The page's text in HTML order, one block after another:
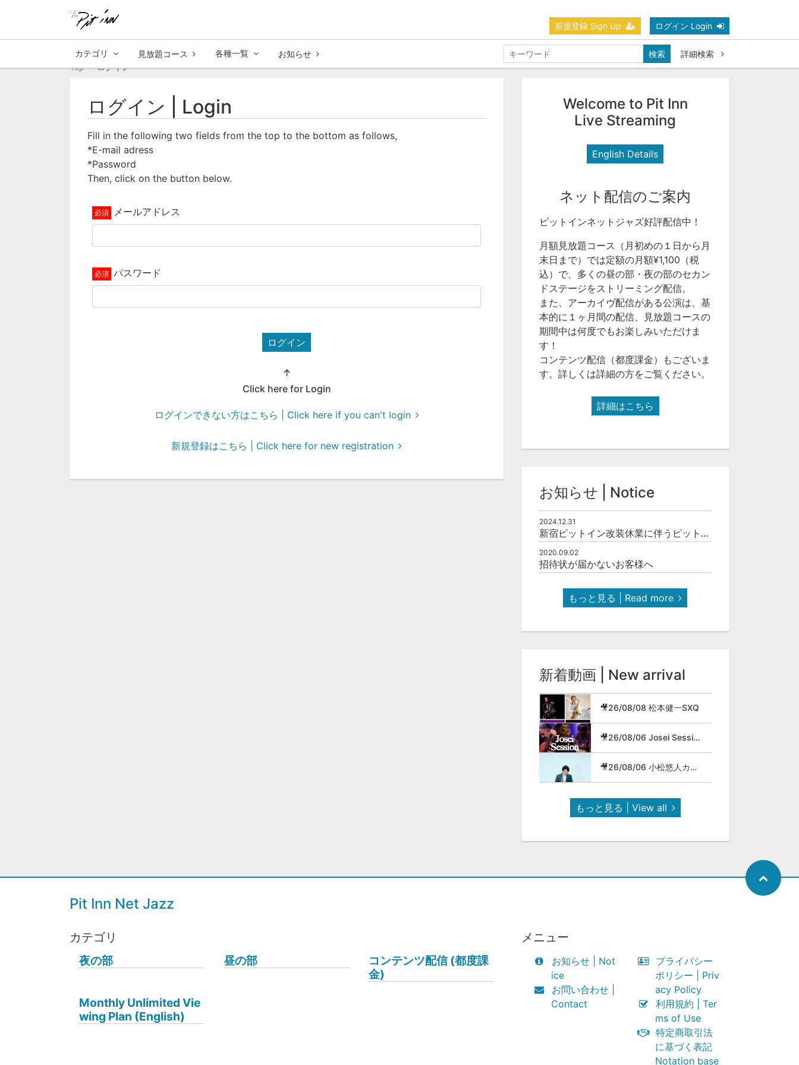
新規登録 Sign Up ログイン Login
カテゴリ 見放題コース 各種一覧 お知らせ 検索
詳細検索
Top
ログイン
ログイン | Login
Fill in the following two fields from the top to the bottom as follows,
*E-mail adress
*Password
Then, click on the button below.
メールアドレス
パスワード
ログイン
↑
Click here for Login
ログインできない方はこちら | Click here if you can't login
新規登録はこちら | Click here for new registration
Welcome to Pit Inn
Live Streaming
English Details
ネット配信のご案内
ピットインネットジャズ好評配信中！
月額見放題コース（月初めの１日から月
末日まで）では定額の月額¥1,100（税
込）で、多くの昼の部・夜の部のセカン
ドステージをストリーミング配信。
また、アーカイヴ配信がある公演は、基
本的に１ヶ月間の配信、見放題コースの
期間中は何度でもお楽しみいただけま
す！
コンテンツ配信（都度課金）もございま
す。詳しくは詳細の方をご覧ください。
詳細はこちら
お知らせ | Notice
2024.12.31
新宿ピットイン改装休業に伴うピットインネットジャズのご案内
2020.09.02
招待状が届かないお客様へ
もっと見る | Read more
新着動画 | New arrival
🎥26/08/08 松本健一SXQ
🎥26/08/06 Josei Session
🎥26/08/06 小松悠人カルテット
もっと見る | View all
Pit Inn Net Jazz
カテゴリ
夜の部
昼の部
コンテンツ配信 (都度課
金)
Monthly Unlimited Vie
wing Plan (English)
メニュー
お知らせ | Not
ice
お問い合わせ |
Contact
プライバシー
ポリシー | Priv
acy Policy
利用規約 | Ter
ms of Use
特定商取引法
に基づく表記
Notation base